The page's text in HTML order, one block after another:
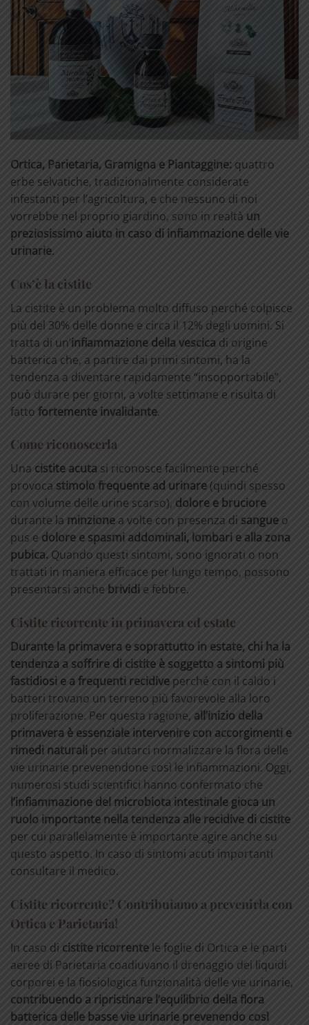
Ortica, Parietaria, Gramigna e Piantaggine: quattro
erbe selvatiche, tradizionalmente considerate
infestanti per l’agricoltura, e che nessuno di noi
vorrebbe nel proprio giardino, sono in realtà un
preziosissimo aiuto in caso di infiammazione delle vie
urinarie.
Cos’è la cistite
La cistite è un problema molto diffuso perché colpisce
più del 30% delle donne e circa il 12% degli uomini. Si
tratta di un’infiammazione della vescica di origine
batterica che, a partire dai primi sintomi, ha la
tendenza a diventare rapidamente “insopportabile”,
può durare per giorni, a volte settimane e risulta di
fatto fortemente invalidante.
Come riconoscerla
Una cistite acuta si riconosce facilmente perché
provoca stimolo frequente ad urinare(quindi spesso
con volume delle urine scarso), dolore e bruciore
durante la minzione a volte con presenza di sangue o
pus e dolore e spasmi addominali, lombari e alla zona
pubica. Quando questi sintomi, sono ignorati o non
trattati in maniera efficace per lungo tempo, possono
presentarsi anche brividi e febbre.
Cistite ricorrente in primavera ed estate
Durante la primavera e soprattutto in estate, chi ha la
tendenza a soffrire di cistite è soggetto a sintomi più
fastidiosi e a frequenti recidive perché con il caldo i
batteri trovano un terreno più favorevole alla loro
proliferazione. Per questa ragione, all’inizio della
primavera è essenziale intervenire con accorgimenti e
rimedi naturali per aiutarci normalizzare la flora delle
vie urinarie prevenendone così le infiammazioni. Oggi,
numerosi studi scientifici hanno confermato che
l’infiammazione del microbiota intestinale gioca un
ruolo importante nella tendenza alle recidive di cistite
per cui parallelamente è importante agire anche su
questo aspetto. In caso di sintomi acuti importanti
consultare il medico.
Cistite ricorrente? Contribuiamo a prevenirla con
Ortica e Parietaria!
In caso di cistite ricorrente le foglie di Ortica e le parti
aeree di Parietaria coadiuvano il drenaggio dei liquidi
corporei e la fiosiologica funzionalità delle vie urinarie,
contribuendo a ripristinare l’equilibrio della flora
batterica delle basse vie urinarie prevenendo così